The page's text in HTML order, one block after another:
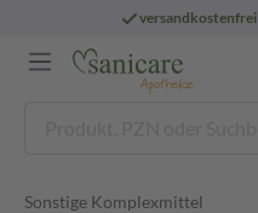
versandkostenfrei
Sonstige Komplexmittel